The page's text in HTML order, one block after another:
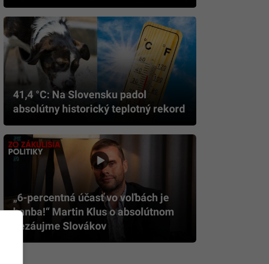
41,4 °C: Na Slovensku padol
absolútny historický teplotný rekord
„6-percentná účasť vo voľbách je
hanba!“ Martin Klus o absolútnom
nezáujme Slovákov